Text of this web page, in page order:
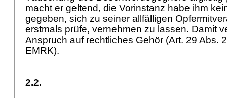
macht er geltend, die Vorinstanz habe ihm
gegeben, sich zu seiner allfälligen
erstmals prüfe, vernehmen zu lassen. Damit
Anspruch auf rechtliches Gehör (Art. 29 Abs.
EMRK).
2.2.